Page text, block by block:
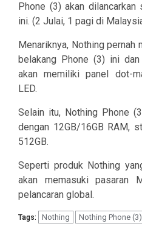
Phone (3) akan
ini. (2 Julai, 1 pagi di
Menariknya, Nothing pernah
belakang Phone (3) ini
akan memiliki panel dot-
LED.
Selain itu, Nothing Phone
dengan 12GB/16GB RAM,
512GB.
Seperti produk Nothing
akan memasuki pasaran
pelancaran global.
Tags: Nothing Nothing Phone (3)